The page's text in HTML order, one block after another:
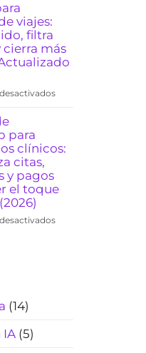
“robot”
(Actualizado
formulario
que
califica
y
tiempo
viajes:
filtra
cierra más
en
de
filtra
y
para
clínicos:
citas,
y pagos
el toque
en
(14)
IA (5)